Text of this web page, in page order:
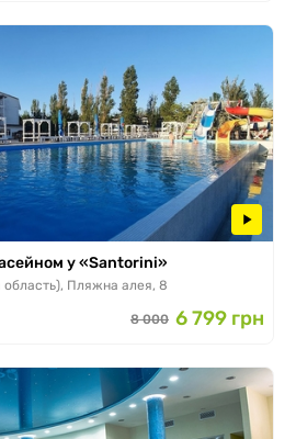
у «Santorini»
область), Пляжна алея, 8
8 000 6 799 грн